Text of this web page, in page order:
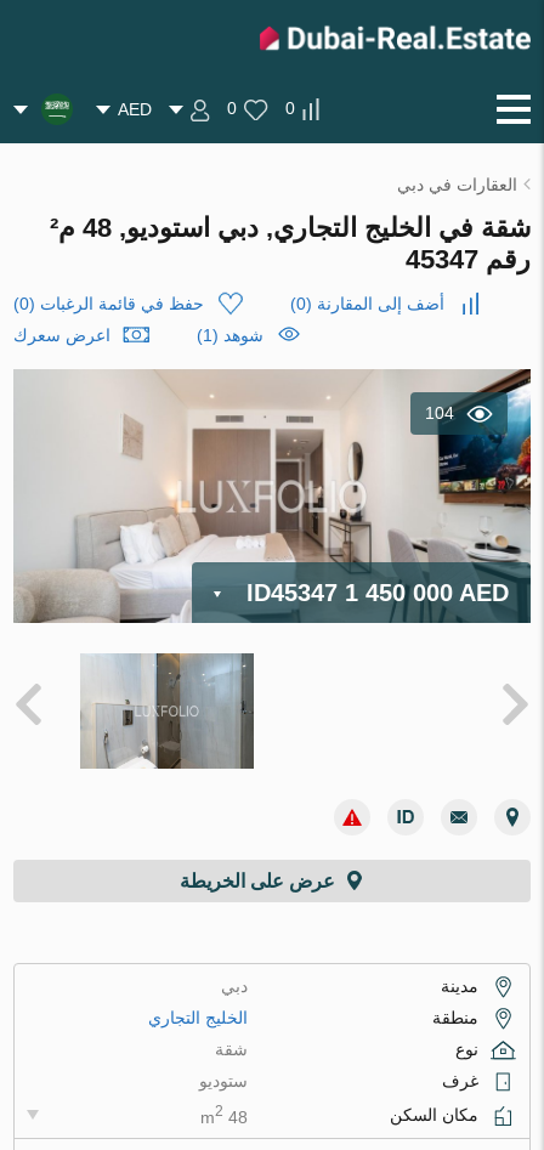
0
0
AED
العقارات في دبي
شقة في الخليج التجاري, دبي استوديو, 48 م²
رقم 45347
أضف إلى المقارنة (
0
) حفظ في قائمة الرغبات (
0
)
شوهد (1)
اعرض سعرك
104
ID453471 450 000 AED
عرض على الخريطة
مدينة
دبي
منطقة
الخليج التجاري
نوع
شقة
غرف
ستوديو
مكان السكن
48 m
2